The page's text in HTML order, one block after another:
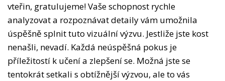
vteřin, gratulujeme! Vaše schopnost rychle
analyzovat a rozpoznávat detaily vám umožnila
úspěšně splnit tuto vizuální výzvu. Jestliže jste kost
nenašli, nevadí. Každá neúspěšná pokus je
příležitostí k učení a zlepšení se. Možná jste se
tentokrát setkali s obtížnější výzvou, ale to vás